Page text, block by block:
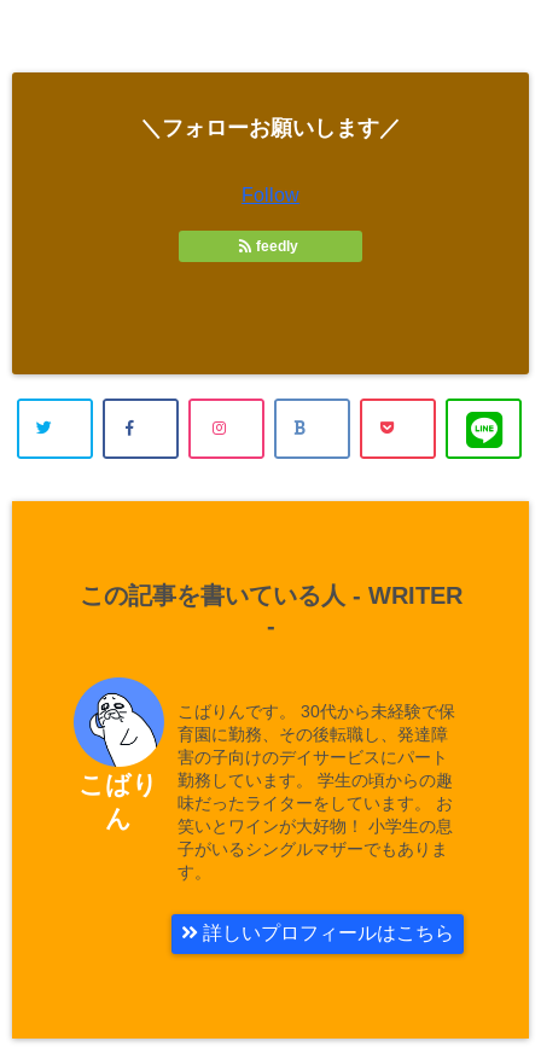
＼フォローお願いします／
Follow
feedly
この記事を書いている人 - WRITER
-
こばり
ん
こばりんです。 30代から未経験で保
育園に勤務、その後転職し、発達障
害の子向けのデイサービスにパート
勤務しています。 学生の頃からの趣
味だったライターをしています。 お
笑いとワインが大好物！ 小学生の息
子がいるシングルマザーでもありま
す。
詳しいプロフィールはこちら